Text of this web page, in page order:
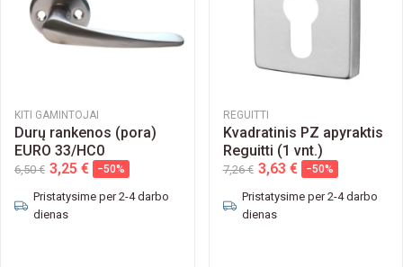
KITI GAMINTOJAI
Durų rankenos (pora)
EURO 33/HC0
6,50 € 3,25 € −50%
Pristatysime per 2-4 darbo
dienas
REGUITTI
Kvadratinis PZ apyraktis
Reguitti (1 vnt.)
7,26 € 3,63 € −50%
Pristatysime per 2-4 darbo
dienas